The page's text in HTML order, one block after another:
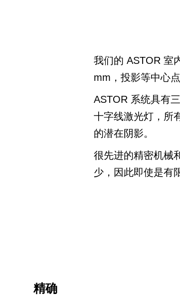
我们的 ASTOR 室
mm，投影等中心
ASTOR 系统具有
十字线激光灯，所
的潜在阴影。
很先进的精密机械
少，因此即使是有
精确